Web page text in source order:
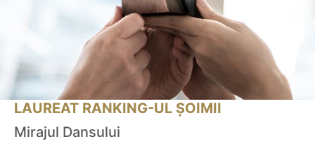
LAUREAT RANKING-UL ȘOIMII
Mirajul Dansului